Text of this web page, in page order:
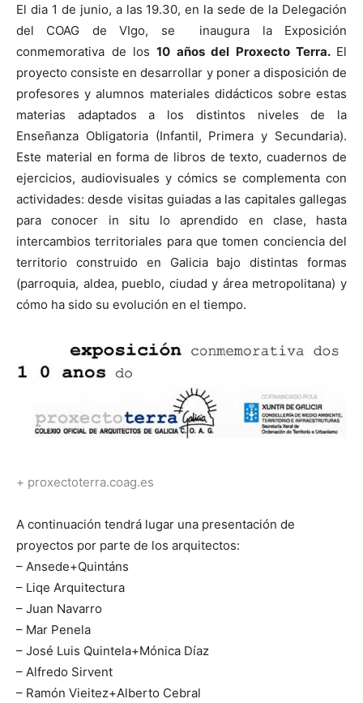
El dia 1 de junio, a las 19.30, en la sede de la Delegación
del COAG de VIgo, se inaugura la Exposición
conmemorativa de los 10 años del Proxecto Terra. El
proyecto consiste en desarrollar y poner a disposición de
profesores y alumnos materiales didácticos sobre estas
materias adaptados a los distintos niveles de la
Enseñanza Obligatoria (Infantil, Primera y Secundaria).
Este material en forma de libros de texto, cuadernos de
ejercicios, audiovisuales y cómics se complementa con
actividades: desde visitas guiadas a las capitales gallegas
para conocer in situ lo aprendido en clase, hasta
intercambios territoriales para que tomen conciencia del
territorio construido en Galicia bajo distintas formas
(parroquia, aldea, pueblo, ciudad y área metropolitana) y
cómo ha sido su evolución en el tiempo.
+ proxectoterra.coag.es
A continuación tendrá lugar una presentación de
proyectos por parte de los arquitectos:
– Ansede+Quintáns
– Liqe Arquitectura
– Juan Navarro
– Mar Penela
– José Luis Quintela+Mónica Díaz
– Alfredo Sirvent
– Ramón Vieitez+Alberto Cebral